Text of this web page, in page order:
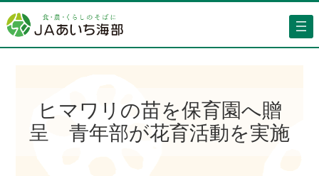
容
を
ヒマワリの苗を保育園へ贈
呈 青年部が花育活動を実施